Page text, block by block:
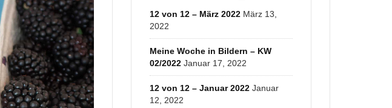
12 von 12 – März 2022 März 13,
2022
Meine Woche in Bildern – KW
02/2022 Januar 17, 2022
12 von 12 – Januar 2022 Januar
12, 2022